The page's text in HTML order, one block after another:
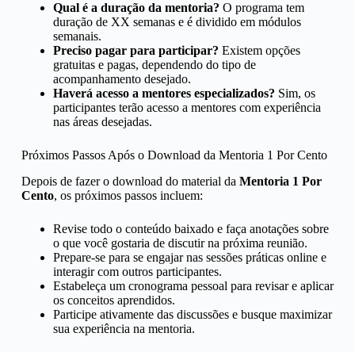
Qual é a duração da mentoria? O programa tem
duração de XX semanas e é dividido em módulos
semanais.
Preciso pagar para participar? Existem opções
gratuitas e pagas, dependendo do tipo de
acompanhamento desejado.
Haverá acesso a mentores especializados? Sim, os
participantes terão acesso a mentores com experiência
nas áreas desejadas.
Próximos Passos Após o Download da Mentoria 1 Por Cento
Depois de fazer o download do material da Mentoria 1 Por
Cento, os próximos passos incluem:
Revise todo o conteúdo baixado e faça anotações sobre
o que você gostaria de discutir na próxima reunião.
Prepare-se para se engajar nas sessões práticas online e
interagir com outros participantes.
Estabeleça um cronograma pessoal para revisar e aplicar
os conceitos aprendidos.
Participe ativamente das discussões e busque maximizar
sua experiência na mentoria.